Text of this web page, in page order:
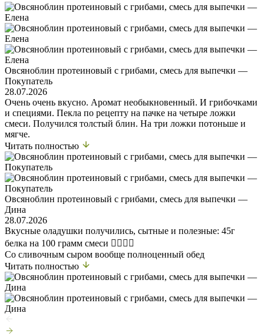
Овсяноблин протеиновый с грибами, смесь для выпечки —
Покупатель
28.07.2026
Очень очень вкусно. Аромат необыкновенный. И грибочками
и специями. Пекла по рецепту на пачке на четыре ложки
смеси. Получился толстый блин. На три ложки потоньше и
мягче.
Читать полностью
Овсяноблин протеиновый с грибами, смесь для выпечки —
Дина
28.07.2026
Вкусные оладушки получились, сытные и полезные: 45г
белка на 100 грамм смеси 👍🏼👍🏼
Со сливочным сыром вообще полноценный обед
Читать полностью